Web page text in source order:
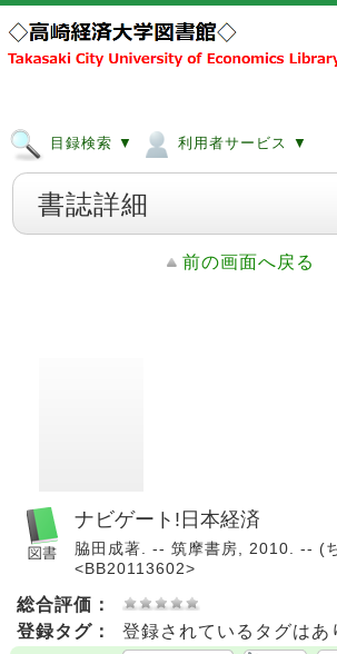
目録検索 ▼ 利用者サービス ▼
書誌詳細
前の画面へ戻る
ナビゲート!日本経済
脇田成著. -- 筑摩書房, 2010. -- (
<BB20113602>
総合評価：
登録タグ：
登録されているタグはあ